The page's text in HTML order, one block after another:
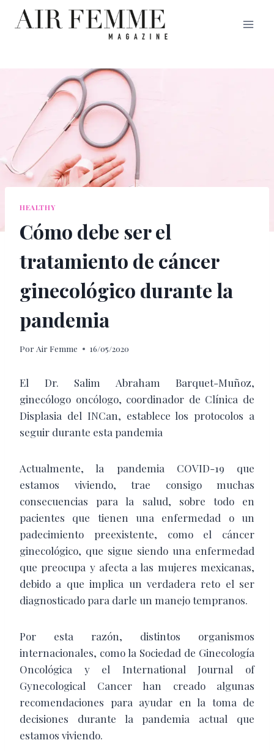
Saltar
HEALTHY
Cómo debe ser el
tratamiento de cáncer
ginecológico durante la
pandemia
Por Air Femme 16/05/2020
El Dr. Salim Abraham Barquet-Muñoz,
ginecólogo oncólogo, coordinador de Clínica de
Displasia del INCan, establece los protocolos a
seguir durante esta pandemia
Actualmente, la pandemia COVID-19 que
estamos viviendo, trae consigo muchas
consecuencias para la salud, sobre todo en
pacientes que tienen una enfermedad o un
padecimiento preexistente, como el cáncer
ginecológico, que sigue siendo una enfermedad
que preocupa y afecta a las mujeres mexicanas,
debido a que implica un verdadera reto el ser
diagnosticado para darle un manejo tempranos.
Por esta razón, distintos organismos
internacionales, como la Sociedad de Ginecología
Oncológica y el International Journal of
Gynecological Cancer han creado algunas
recomendaciones para ayudar en la toma de
decisiones durante la pandemia actual que
estamos viviendo.